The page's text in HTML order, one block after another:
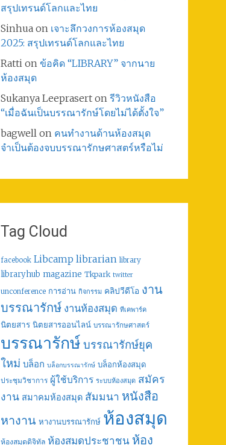
สรุปเทรนด์โลกและไทย
Sinhuaon เจาะลึกวงการห้องสมุด
2025: สรุปเทรนด์โลกและไทย
Rattion ข้อคิด “LIBRARY” จากนาย
ห้องสมุด
Sukanya Leepraserton รีวิวหนังสือ
“เมื่อฉันเป็นบรรณารักษ์โดยไม่ได้ตั้งใจ”
bagwellon คนทำงานด้านห้องสมุด
จำเป็นต้องจบบรรณารักษศาสตร์หรือไม่
Tag Cloud
facebook Libcamp librarian library
libraryhub magazine Tkpark twitter
unconference การอ่าน กิจกรรม คลิปวีดีโอ งาน
บรรณารักษ์ งานห้องสมุด ทีเคพาร์ค
นิตยสาร นิตยสารออนไลน์ บรรณารักษศาสตร์
บรรณารักษ์ บรรณารักษ์ยุค
ใหม่ บล็อก บล็อกบรรณารักษ์ บล็อกห้องสมุด
ประชุมวิชาการ ผู้ใช้บริการ ระบบห้องสมุด สมัคร
งาน สมาคมห้องสมุด สัมมนา หนังสือ
หางาน หางานบรรณารักษ์ ห้องสมุด
ห้องสมุดดิจิทัล ห้องสมุดประชาชน ห้อง